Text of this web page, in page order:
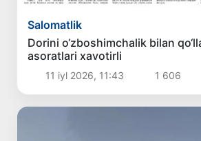
Salomatlik
Dorini o‘zboshimchalik bilan
asoratlari xavotirli
11 iyl 2026, 11:43 1 606